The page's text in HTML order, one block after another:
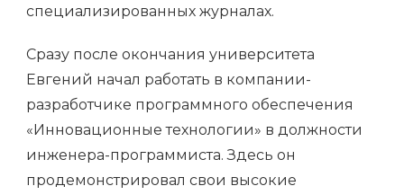
специализированных журналах.
Сразу после окончания университета
Евгений начал работать в компании-
разработчике программного обеспечения
«Инновационные технологии» в должности
инженера-программиста. Здесь он
продемонстрировал свои высокие